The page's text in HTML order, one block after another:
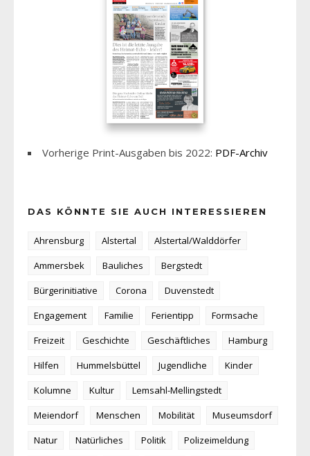
Vorherige Print-Ausgaben bis 2022: PDF-Archiv
DAS KÖNNTE SIE AUCH INTERESSIEREN
Ahrensburg Alstertal
Alstertal/Walddörfer
Ammersbek
Bauliches
Bergstedt
Bürgerinitiative
Corona
Duvenstedt
Engagement
Familie Ferientipp
Formsache
Freizeit
Geschichte Geschäftliches
Hamburg
Hilfen
Hummelsbüttel Jugendliche
Kinder
Kolumne
Kultur
Lemsahl-Mellingstedt
Meiendorf
Menschen Mobilität
Museumsdorf
Natur
Natürliches Politik
Polizeimeldung